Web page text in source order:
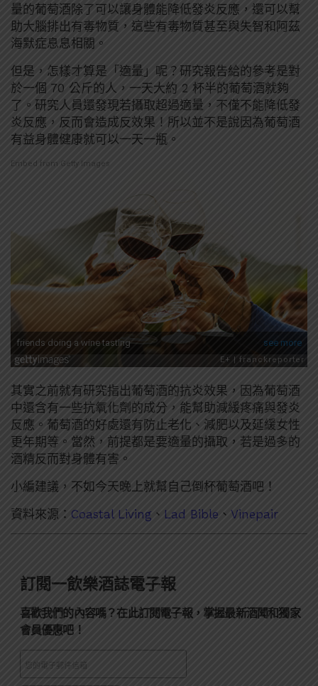
量的葡萄酒除了可以讓身體能降低發炎反應，還可以幫
助大腦排出有毒物質，這些有毒物質甚至與失智和阿茲
海默症息息相關。
但是，怎樣才算是「適量」呢？研究報告給的參考是對
於一個 70 公斤的人，一天大約 2 杯半的葡萄酒就夠
了。研究人員還發現若攝取超過適量，不僅不能降低發
炎反應，反而會造成反效果！所以並不是說因為葡萄酒
有益身體健康就可以一天一瓶。
Embed from Getty Images
其實之前就有研究指出葡萄酒的抗炎效果，因為葡萄酒
中還含有一些抗氧化劑的成分，能幫助減緩疼痛與發炎
反應。葡萄酒的好處還有防止老化、減肥以及延緩女性
更年期等。當然，前提都是要適量的攝取，若是過多的
酒精反而對身體有害。
小編建議，不如今天晚上就幫自己倒杯葡萄酒吧！
資料來源： Coastal Living 、 Lad Bible 、 Vinepair
訂閱一飲樂酒誌電子報
喜歡我們的內容嗎？在此訂閱電子報，掌握最新酒聞和獨家
會員優惠吧！